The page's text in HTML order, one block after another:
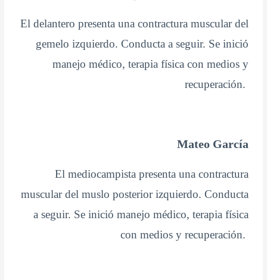
El delantero presenta una contractura muscular del
gemelo izquierdo. Conducta a seguir. Se inició
manejo médico, terapia física con medios y
recuperación.
Mateo García
El mediocampista presenta una contractura
muscular del muslo posterior izquierdo. Conducta
a seguir. Se inició manejo médico, terapia física
con medios y recuperación.